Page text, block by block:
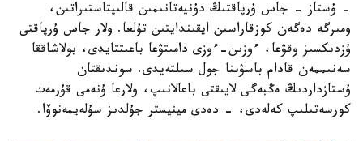
- ۇستاز - جاس ۇرپاقتىڭ دۇنيەتانىمىن قالىپتاستىراتىن،
ومىرگە دەگەن كوزقاراسىن ايقىندايتىن تۇلعا. ولار جاس ۇرپاقتى
ۇزدىكسىز وقۋعا، ءوزىن-ءوزى دامىتۋعا باعىتتايدى، بولاشاققا
سەنىممەن قادام باسۋىنا جول سىلتەيدى. سوندىقتان
ۇستازداردىڭ ەڭبەگى لايىقتى باعالانىپ، ولارعا ۇنەمى قۇرمەت
كورسەتىلىپ كەلەدى، - دەدى مينيستر جۇلدىز سۇلەيمەنوۆا.